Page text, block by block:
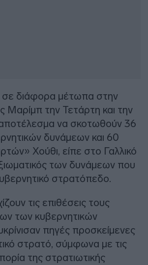
διάφορα μέτωπα στην
Μαρίμπ την Τετάρτη και την
να σκοτωθούν 36
δυνάμεων και 60
Χούθι, είπε στο Γαλλικό
των δυνάμεων που
στρατόπεδο.
τις επιθέσεις τους
των κυβερνητικών
πηγές προσκείμενες
στρατό, σύμφωνα με τις
της στρατιωτικής